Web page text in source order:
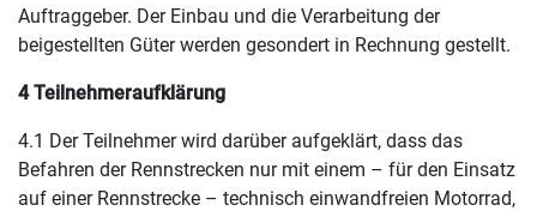
Auftraggeber. Der Einbau und die Verarbeitung der
beigestellten Güter werden gesondert in Rechnung gestellt.
4 Teilnehmeraufklärung
4.1 Der Teilnehmer wird darüber aufgeklärt, dass das
Befahren der Rennstrecken nur mit einem – für den Einsatz
auf einer Rennstrecke – technisch einwandfreien Motorrad,